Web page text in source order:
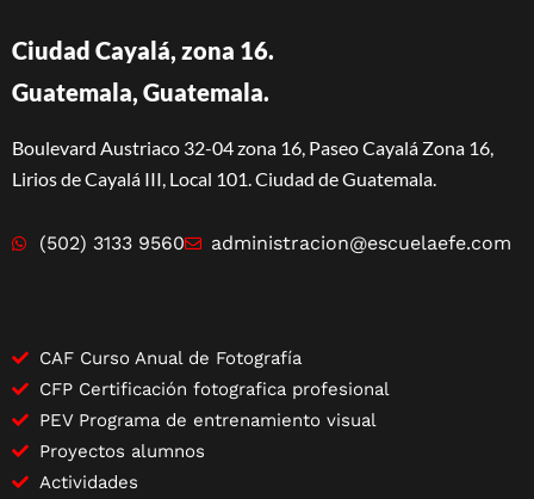
Ciudad Cayalá, zona 16.
Guatemala, Guatemala.
Boulevard Austriaco 32-04 zona 16, Paseo Cayalá Zona 16,
Lirios de Cayalá III, Local 101. Ciudad de Guatemala.
(502) 3133 9560 administracion@escuelaefe.com
CAF Curso Anual de Fotografía
CFP Certificación fotografica profesional
PEV Programa de entrenamiento visual
Proyectos alumnos
Actividades